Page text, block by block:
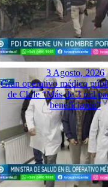
3 Agosto, 2026
Gran operativo médico
de Chile “Más de 3 mil
beneficiaron”